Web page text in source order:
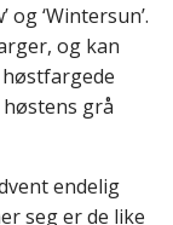
og ‘Wintersun’.
og kan
grå
endelig
seg er de like